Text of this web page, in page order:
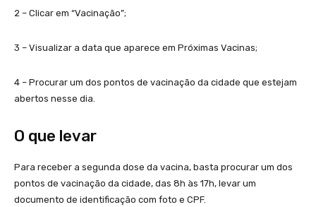
2 – Clicar em “Vacinação”;
3 – Visualizar a data que aparece em Próximas Vacinas;
4 – Procurar um dos pontos de vacinação da cidade que estejam
abertos nesse dia.
O que levar
Para receber a segunda dose da vacina, basta procurar um dos
pontos de vacinação da cidade, das 8h às 17h, levar um
documento de identificação com foto e CPF.